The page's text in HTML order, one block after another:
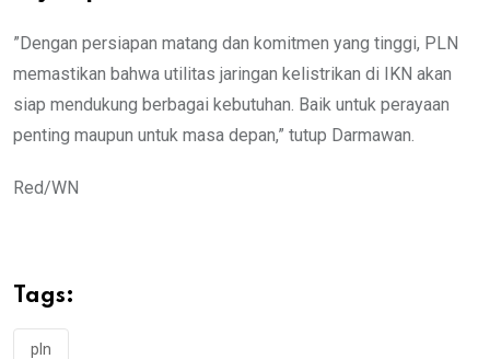
”Dengan persiapan matang dan komitmen yang tinggi, PLN
memastikan bahwa utilitas jaringan kelistrikan di IKN akan
siap mendukung berbagai kebutuhan. Baik untuk perayaan
penting maupun untuk masa depan,” tutup Darmawan.
Red/WN
Tags:
pln